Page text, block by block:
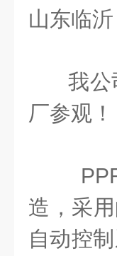
山东临
我公
厂参观！
造，采
自动控